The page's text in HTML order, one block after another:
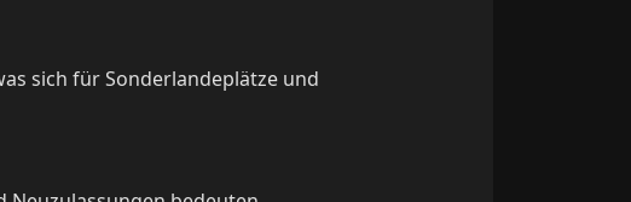
sich für Sonderlandeplätze und